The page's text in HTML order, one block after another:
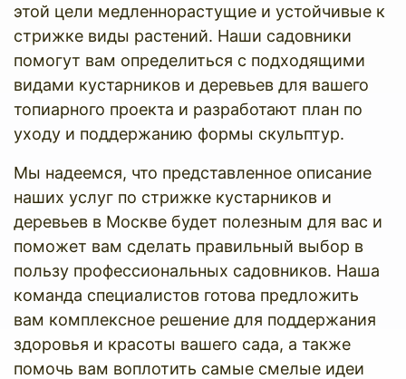
этой цели медленнорастущие и устойчивые к
стрижке виды растений. Наши садовники
помогут вам определиться с подходящими
видами кустарников и деревьев для вашего
топиарного проекта и разработают план по
уходу и поддержанию формы скульптур.
Мы надеемся, что представленное описание
наших услуг по стрижке кустарников и
деревьев в Москве будет полезным для вас и
поможет вам сделать правильный выбор в
пользу профессиональных садовников. Наша
команда специалистов готова предложить
вам комплексное решение для поддержания
здоровья и красоты вашего сада, а также
помочь вам воплотить самые смелые идеи